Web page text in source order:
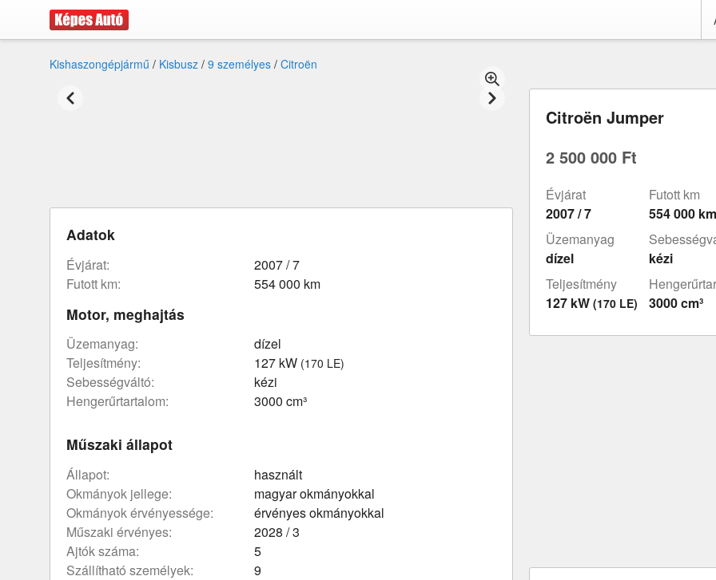
Kishaszongépjármű / Kisbusz / 9 személyes / Citroën
Citroën Jumper
2 500 000 Ft
Évjárat
2007 / 7
Futott km
554 000 km
Üzemanyag
dízel
kézi
Teljesítmény
127 kW (170 LE)
3000 cm³
Adatok
évjárat:
2007 / 7
futott km:
554 000 km
Motor, meghajtás
üzemanyag:
dízel
teljesítmény:
127 kW (170 LE)
sebességváltó:
kézi
hengerűrtartalom:
3000 cm³
Műszaki állapot
állapot:
használt
okmányok jellege:
magyar okmányokkal
okmányok érvényessége:
érvényes okmányokkal
műszaki érvényes:
2028 / 3
ajtók száma:
5
szállítható személyek:
9